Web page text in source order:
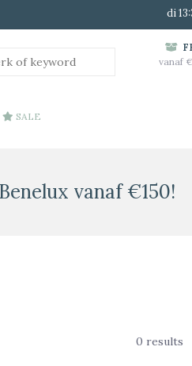
di
vanaf
SALE
vanaf €150!
0 results